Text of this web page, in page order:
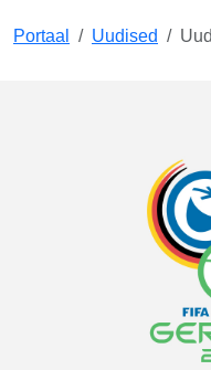
Portaal Uudised